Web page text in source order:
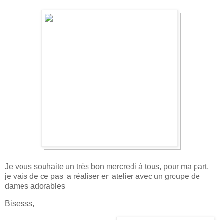
Je vous souhaite un très bon mercredi à tous, pour ma part,
je vais de ce pas la réaliser en atelier avec un groupe de
dames adorables.
Bisesss,